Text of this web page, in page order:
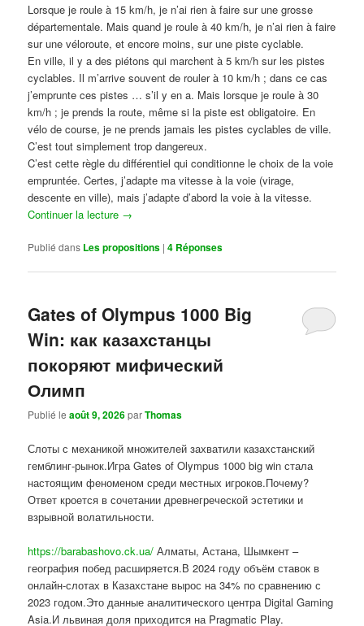
Lorsque je roule à 15 km/h, je n’ai rien à faire sur une grosse
départementale. Mais quand je roule à 40 km/h, je n’ai rien à faire
sur une véloroute, et encore moins, sur une piste cyclable.
En ville, il y a des piétons qui marchent à 5 km/h sur les pistes
cyclables. Il m’arrive souvent de rouler à 10 km/h ; dans ce cas
j’emprunte ces pistes … s’il y en a. Mais lorsque je roule à 30
km/h ; je prends la route, même si la piste est obligatoire. En
vélo de course, je ne prends jamais les pistes cyclables de ville.
C’est tout simplement trop dangereux.
C’est cette règle du différentiel qui conditionne le choix de la voie
empruntée. Certes, j’adapte ma vitesse à la voie (virage,
descente en ville), mais j’adapte d’abord la voie à la vitesse.
Continuer la lecture →
Publié dans Les propositions |4 Réponses
Gates of Olympus 1000 Big
Win: как казахстанцы
покоряют мифический
Олимп
Publié leaoût 9, 2026parThomas
Слоты с механикой множителей захватили казахстанский
гемблинг-рынок.Игра Gates of Olympus 1000 big win стала
настоящим феноменом среди местных игроков.Почему?
Ответ кроется в сочетании древнегреческой эстетики и
взрывной волатильности.
https://barabashovo.ck.ua/ Алматы, Астана, Шымкент –
география побед расширяется.В 2024 году объём ставок в
онлайн-слотах в Казахстане вырос на 34% по сравнению с
2023 годом.Это данные аналитического центра Digital Gaming
Asia.И львиная доля приходится на Pragmatic Play.